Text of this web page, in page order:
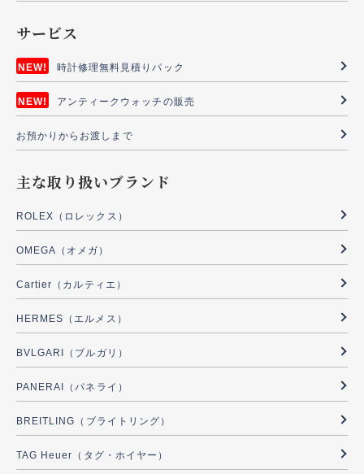
サービス
時計修理無料見積りパック
アンティークウォッチの販売
お預かりからお渡しまで
主な取り扱いブランド
ROLEX（ロレックス）
OMEGA（オメガ）
Cartier（カルティエ）
HERMES（エルメス）
BVLGARI（ブルガリ）
PANERAI（パネライ）
BREITLING（ブライトリング）
TAG Heuer（タグ・ホイヤー）